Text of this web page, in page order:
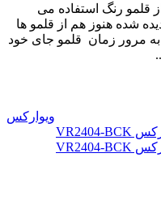
قلمو رنگ استفاده می
شده هنوز هم از قلمو ها
مرور زمان قلمو جای خود
ویوارکس